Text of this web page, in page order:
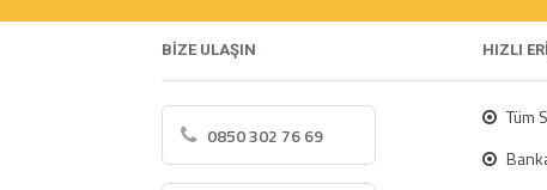
BİZE ULAŞIN HIZLI
0850 302 76 69
Tüm